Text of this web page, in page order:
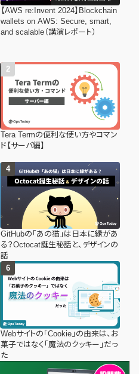
【AWS re:Invent 2024】Blockchain
wallets on AWS: Secure, smart,
and scalable（講演レポート）
Tera Termの便利な使い方やコマン
ド【サーバ編】
GitHubの「あの猫」は日本に縁があ
る？Octocat誕生秘話と、デザインの
話
Webサイトの「Cookie」の由来は、お
菓子ではなく「魔法のクッキー」だっ
た